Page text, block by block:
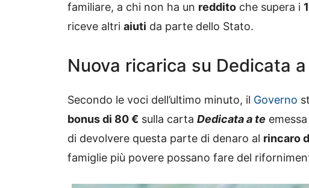
familiare, a chi non ha un reddito che supera i
riceve altri aiuti da parte dello Stato.
Nuova ricarica su Dedicata
Secondo le voci dell’ultimo minuto, il Governo
bonus di 80 € sulla carta Dedicata a te
di devolvere questa parte di denaro al rincaro
famiglie più povere possano fare del